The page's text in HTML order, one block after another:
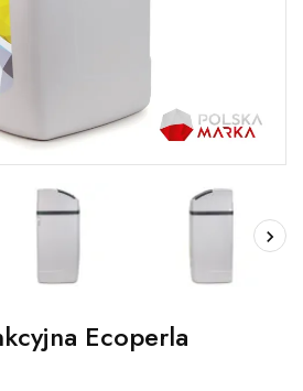
Ecoperla